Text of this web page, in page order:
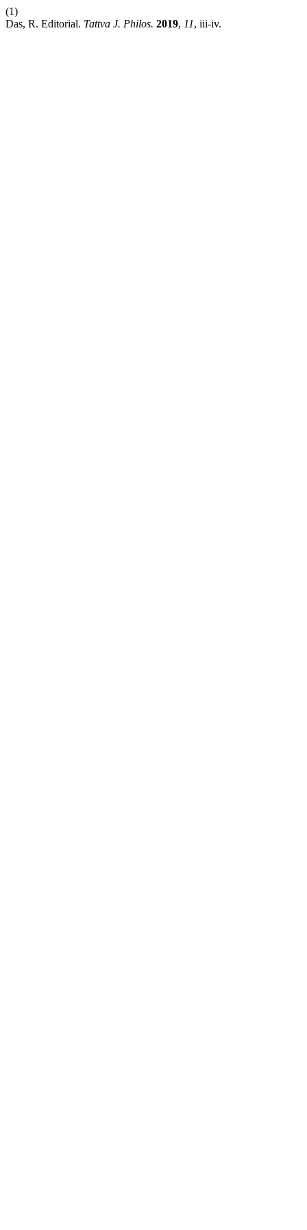
(1)
Das, R. Editorial. Tattva J. Philos. 2019, 11, iii-iv.